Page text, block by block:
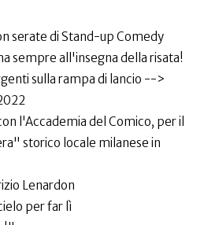
serate di Stand-up Comedy
sempre all'insegna della risata!
sulla rampa di lancio -->
l'Accademia del Comico, per il
storico locale milanese in
Lenardon
per far lì